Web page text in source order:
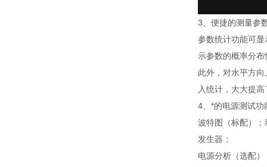
3、便捷的测量参
参数统计功能可
示参数的概率分
此外，对水平方
入统计，大大提
4、*的电源测试功
波特图（标配）
发生器；
电源分析（选配